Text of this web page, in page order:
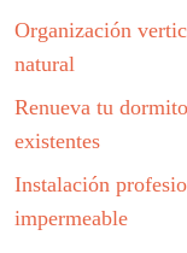
Organización
natural
Renueva tu
existentes
Instalación
impermeable